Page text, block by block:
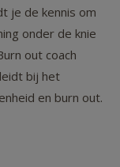
je de kennis om
onder de knie
out coach
bij het
en burn out.